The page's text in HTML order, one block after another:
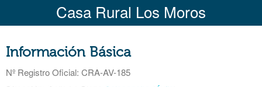
Casa Rural Los Moros
Información Básica
Nº Registro Oficial: CRA-AV-185